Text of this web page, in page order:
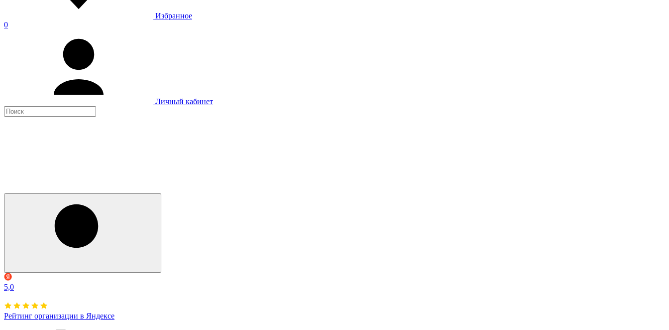
Избранное
0
Личный кабинет
5,0
Рейтинг организации в Яндексе